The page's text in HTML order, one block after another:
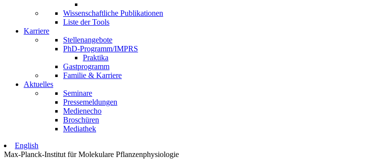
Wissenschaftliche Publikationen
Liste der Tools
Karriere
Stellenangebote
PhD-Programm/IMPRS
Praktika
Gastprogramm
Familie & Karriere
Aktuelles
Seminare
Pressemeldungen
Medienecho
Broschüren
Mediathek
English
Max-Planck-Institut für Molekulare Pflanzenphysiologie